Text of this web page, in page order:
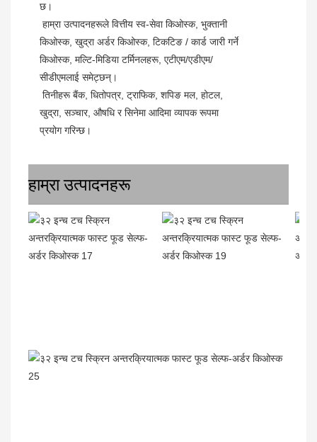
छ।
किओस्क, खुद्रा अर्डर किओस्क, टिकटिङ / कार्ड जारी गर्ने
किओस्क, मल्टि-मिडिया टर्मिनलहरू, एटीएम/एडीएम/
सीडीएमलाई समेट्छन्।
खुद्रा, सञ्चार, औषधि र सिनेमा आदिमा व्यापक रूपमा
प्रयोग गरिन्छ।
हाम्रा उत्पादनहरू